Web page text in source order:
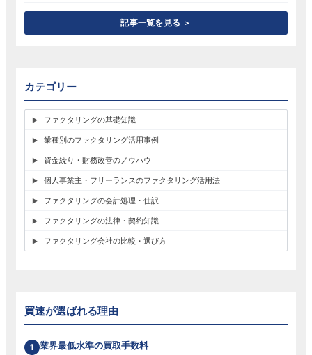
記事一覧を見る ＞
カテゴリー
ファクタリングの基礎知識
業種別のファクタリング活用事例
資金繰り・財務改善のノウハウ
個人事業主・フリーランスのファクタリング活用法
ファクタリングの会計処理・仕訳
ファクタリングの法律・契約知識
ファクタリング会社の比較・選び方
買速が選ばれる理由
1 業界最低水準の買取手数料